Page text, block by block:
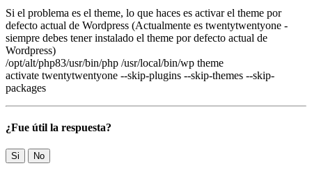
Si el problema es el theme, lo que haces es activar el theme por
defecto actual de Wordpress (Actualmente es twentytwentyone -
siempre debes tener instalado el theme por defecto actual de
Wordpress)
/opt/alt/php83/usr/bin/php /usr/local/bin/wp theme
activate twentytwentyone --skip-plugins --skip-themes --skip-
packages
¿Fue útil la respuesta?
Si No